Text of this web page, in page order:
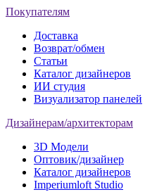
Покупателям
Доставка
Возврат/обмен
Статьи
Каталог дизайнеров
ИИ студия
Визуализатор панелей
Дизайнерам/архитекторам
3D Модели
Оптовик/дизайнер
Каталог дизайнеров
Imperiumloft Studio